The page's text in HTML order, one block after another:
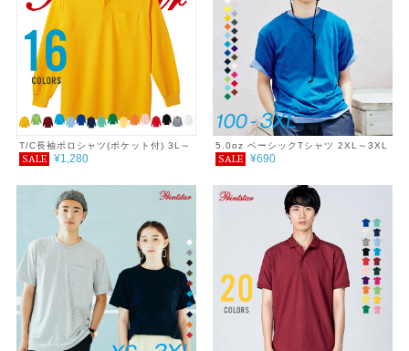
T/C長袖ポロシャツ(ポケット付) 3L～
5L
SALE ¥1,280
5.0oz ベーシックTシャツ 2XL～3XL
SALE ¥690